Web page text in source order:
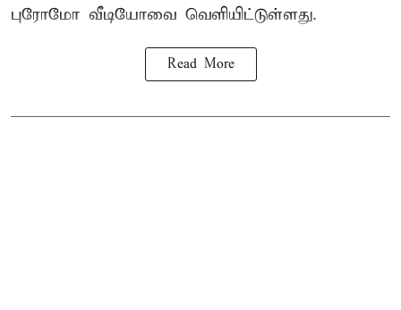
புரோமோ வீடியோவை வெளியிட்டுள்ளது.
Read More